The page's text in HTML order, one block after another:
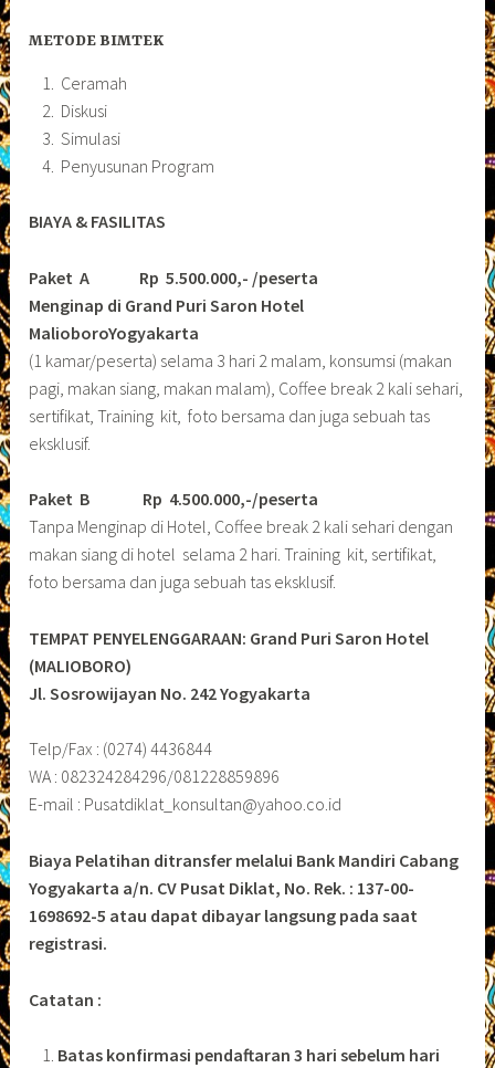
METODE BIMTEK
Ceramah
Diskusi
Simulasi
Penyusunan Program
BIAYA & FASILITAS
Paket A Rp 5.500.000,- /peserta
Menginap di Grand Puri Saron Hotel
MalioboroYogyakarta
(1 kamar/peserta) selama 3 hari 2 malam, konsumsi (makan
pagi, makan siang, makan malam), Coffee break 2 kali sehari,
sertifikat, Training kit, foto bersama dan juga sebuah tas
eksklusif.
Paket B
Rp 4.500.000,-/peserta
Tanpa Menginap di Hotel, Coffee break 2 kali sehari dengan
makan siang di hotel selama 2 hari. Training kit, sertifikat,
foto bersama dan juga sebuah tas eksklusif.
TEMPAT PENYELENGGARAAN: Grand Puri Saron Hotel
(MALIOBORO)
Jl. Sosrowijayan No. 242 Yogyakarta
Telp/Fax : (0274) 4436844
WA : 082324284296/081228859896
E-mail : Pusatdiklat_konsultan@yahoo.co.id
Biaya Pelatihan ditransfer melalui Bank Mandiri Cabang
Yogyakarta a/n. CV Pusat Diklat, No. Rek. : 137-00-
1698692-5 atau dapat dibayar langsung pada saat
registrasi.
Catatan :
Batas konfirmasi pendaftaran 3 hari sebelum hari